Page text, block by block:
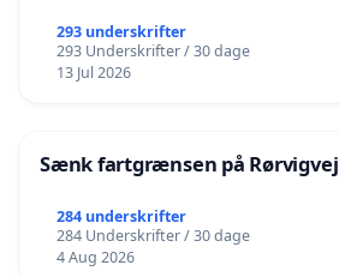
293 underskrifter
293 Underskrifter / 30 dage
13 Jul 2026
Sænk fartgrænsen på Rørvigvej
284 underskrifter
284 Underskrifter / 30 dage
4 Aug 2026